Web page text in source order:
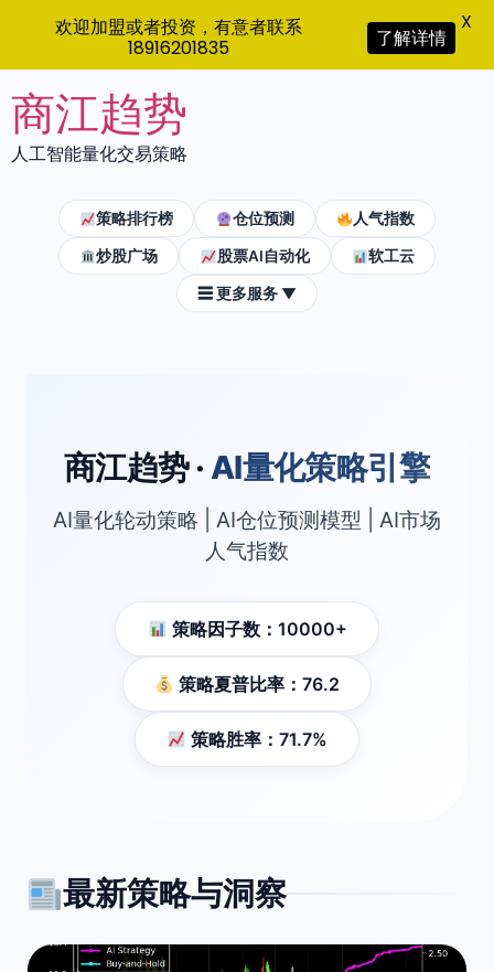
to
content
商江趋势
人工智能量化交易策略
策略排行榜 仓位预测 人气指数
炒股广场 股票AI自动化 软工云
☰ 更多服务 ▼
商江趋势 · AI量化策略引擎
AI量化轮动策略 | AI仓位预测模型 | AI市场
人气指数
策略因子数：10000+
策略夏普比率：76.2
策略胜率：71.7%
最新策略与洞察
欢迎加盟或者投资，有意者联系
18916201835
了解详情
X